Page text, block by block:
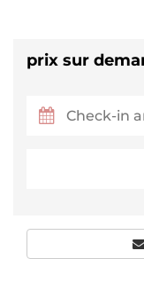
prix sur